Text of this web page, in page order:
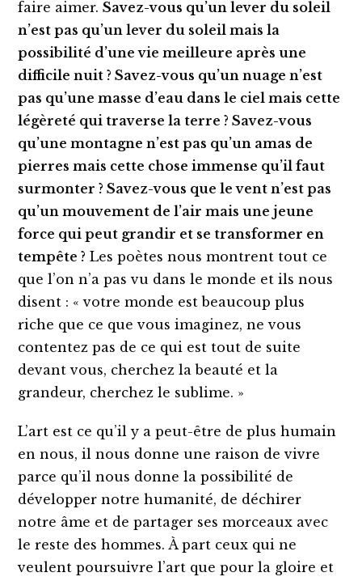
faire aimer.Savez-vous qu’un lever du soleil
n’est pas qu’un lever du soleil mais la
possibilité d’une vie meilleure après une
difficile nuit ? Savez-vous qu’un nuage n’est
pas qu’une masse d’eau dans le ciel mais cette
légèreté qui traverse la terre ? Savez-vous
qu’une montagne n’est pas qu’un amas de
pierres mais cette chose immense qu’il faut
surmonter ? Savez-vous que le vent n’est pas
qu’un mouvement de l’air mais une jeune
force qui peut grandir et se transformer en
tempête ? Les poètes nous montrent tout ce
que l’on n’a pas vu dans le monde et ils nous
disent : « votre monde est beaucoup plus
riche que ce que vous imaginez, ne vous
contentez pas de ce qui est tout de suite
devant vous, cherchez la beauté et la
grandeur, cherchez le sublime. »
L’art est ce qu’il y a peut-être de plus humain
en nous, il nous donne une raison de vivre
parce qu’il nous donne la possibilité de
développer notre humanité, de déchirer
notre âme et de partager ses morceaux avec
le reste des hommes. À part ceux qui ne
veulent poursuivre l’art que pour la gloire et